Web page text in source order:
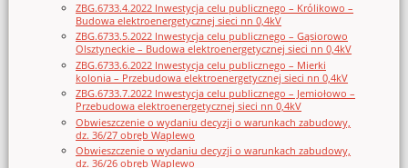
ZBG.6733.4.2022 Inwestycja celu publicznego – Królikowo –
Budowa elektroenergetycznej sieci nn 0,4kV
ZBG.6733.5.2022 Inwestycja celu publicznego – Gąsiorowo
Olsztyneckie – Budowa elektroenergetycznej sieci nn 0,4kV
ZBG.6733.6.2022 Inwestycja celu publicznego – Mierki
kolonia – Przebudowa elektroenergetycznej sieci nn 0,4kV
ZBG.6733.7.2022 Inwestycja celu publicznego – Jemiołowo –
Przebudowa elektroenergetycznej sieci nn 0,4kV
Obwieszczenie o wydaniu decyzji o warunkach zabudowy,
dz. 36/27 obręb Waplewo
Obwieszczenie o wydaniu decyzji o warunkach zabudowy,
dz. 36/26 obręb Waplewo